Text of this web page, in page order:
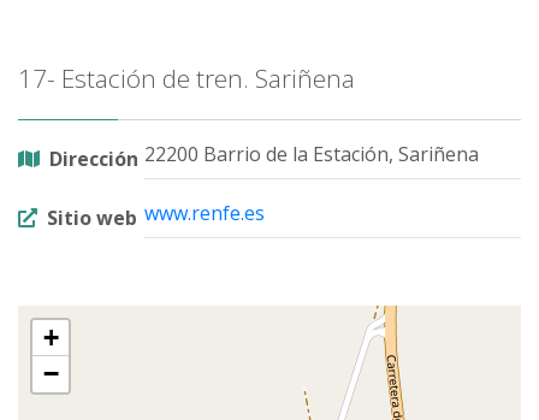
17- Estación de tren. Sariñena
Dirección 22200 Barrio de la Estación, Sariñena
Sitio web www.renfe.es
+
−